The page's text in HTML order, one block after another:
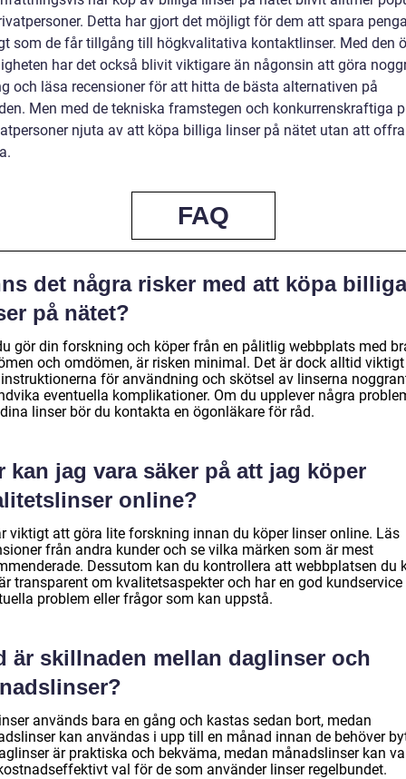
Detta har gjort det möjligt för dem att spara
som de får tillgång till högkvalitativa kontaktlinser. Med den
har det också blivit viktigare än någonsin att göra
och läsa recensioner för att hitta de bästa alternativen på
Men med de tekniska framstegen och konkurrenskraftiga
njuta av att köpa billiga linser på nätet utan att
FAQ
det några risker med att köpa billiga
på nätet?
gör din forskning och köper från en pålitlig webbplats med
och omdömen, är risken minimal. Det är dock alltid
för användning och skötsel av linserna
eventuella komplikationer. Om du upplever några
linser bör du kontakta en ögonläkare för råd.
kan jag vara säker på att jag köper
online?
viktigt att göra lite forskning innan du köper linser online. Läs
från andra kunder och se vilka märken som är mest
Dessutom kan du kontrollera att webbplatsen du
transparent om kvalitetsaspekter och har en god
problem eller frågor som kan uppstå.
är skillnaden mellan daglinser och
används bara en gång och kastas sedan bort, medan
kan användas i upp till en månad innan de behöver
är praktiska och bekväma, medan månadslinser kan
val för de som använder linser regelbundet.